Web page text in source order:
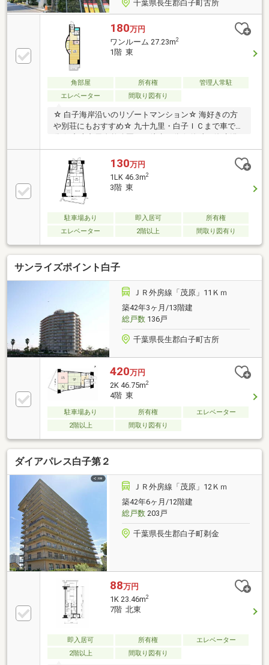
千葉県長生郡白子町古所
180万円
ワンルーム 27.23m2
1階 東
角部屋 所有権
管理人常駐
エレベーター
間取り図有り
☆ 白子海岸沿いのリゾートマンション☆ 海好きの方
や別荘にもおすすめ☆ 九十九里・白子ＩＣまで車で２
分☆ 九十九里自然公園まで徒歩３分☆ 海岸・海水浴
場まで徒歩４分☆ 最寄コンビニまで徒歩６分☆ 最寄
バス停留所まで徒歩２分 ・白子アクア健康センター
入口～大網駅 バス35分 ・白子アクア健康センター入
口～千葉駅 バス約1時間☆ 現況でのお引渡し〇 大浴場
（サウナ付）〇 プール（夏季のみ）
130万円
1LK 46.3m2
3階 東
駐車場あり 即入居可
所有権
エレベーター
2階以上 間取り図有り
サンライズポイント白子
ＪＲ外房線「茂原」11Ｋｍ
築42年3ヶ月/13階建
総戸数136戸
千葉県長生郡白子町古所
420万円
2K 46.75m2
4階 東
駐車場あり 所有権
エレベーター
2階以上
間取り図有り
ダイアパレス白子第２
ＪＲ外房線「茂原」12Ｋｍ
築42年6ヶ月/12階建
総戸数203戸
千葉県長生郡白子町剃金
88万円
1K 23.46m2
7階 北東
即入居可 所有権
エレベーター
2階以上
間取り図有り